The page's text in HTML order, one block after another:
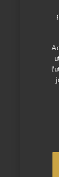
Nos
Qui
Mentions
Politique